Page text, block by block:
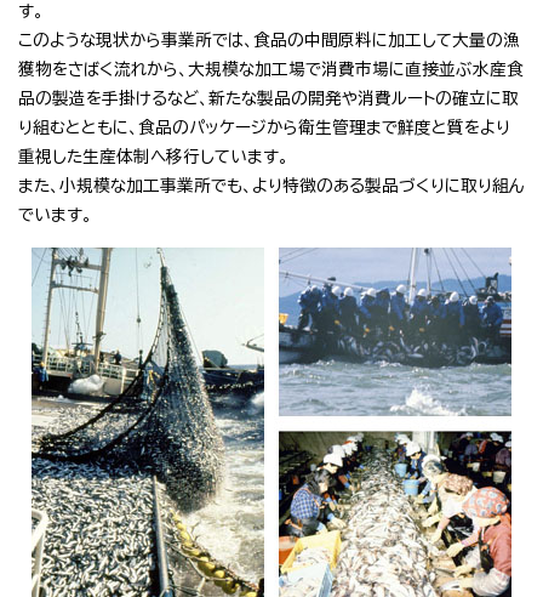
す。
このような現状から事業所では、食品の中間原料に加工して大量の漁
獲物をさばく流れから、大規模な加工場で消費市場に直接並ぶ水産食
品の製造を手掛けるなど、新たな製品の開発や消費ルートの確立に取
り組むとともに、食品のパッケージから衛生管理まで鮮度と質をより
重視した生産体制へ移行しています。
また、小規模な加工事業所でも、より特徴のある製品づくりに取り組ん
でいます。